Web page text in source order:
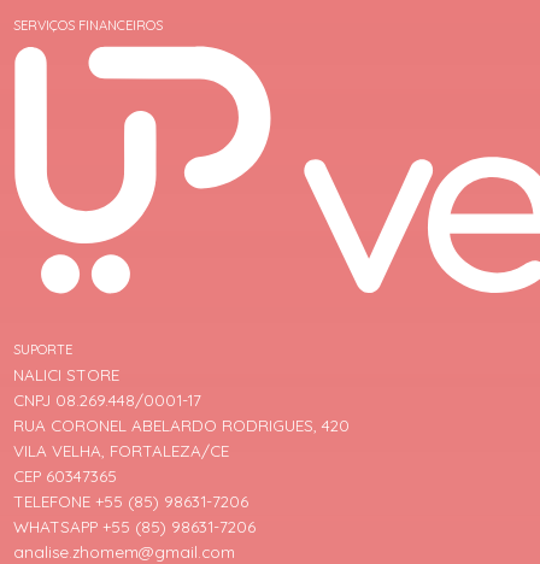
SERVIÇOS FINANCEIROS
SUPORTE
NALICI STORE
CNPJ 08.269.448/0001-17
RUA CORONEL ABELARDO RODRIGUES, 420
VILA VELHA, FORTALEZA/CE
CEP 60347365
TELEFONE +55 (85) 98631-7206
WHATSAPP +55 (85) 98631-7206
analise.zhomem@gmail.com